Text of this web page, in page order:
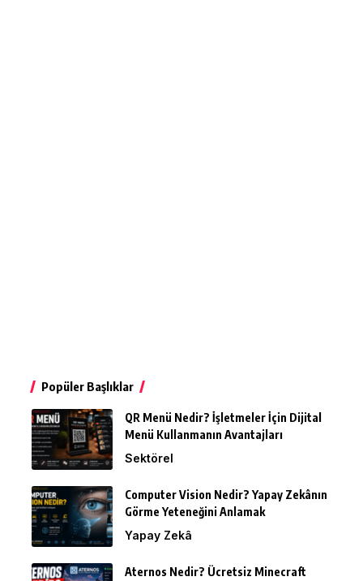
Popüler Başlıklar
QR Menü Nedir? İşletmeler İçin Dijital
Menü Kullanmanın Avantajları
Sektörel
Computer Vision Nedir? Yapay Zekânın
Görme Yeteneğini Anlamak
Yapay Zekâ
Aternos Nedir? Ücretsiz Minecraft